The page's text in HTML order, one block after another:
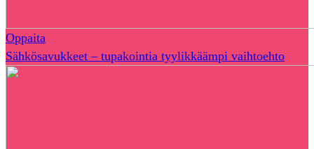
Oppaita
Sähkösavukkeet – tupakointia tyylikkäämpi vaihtoehto